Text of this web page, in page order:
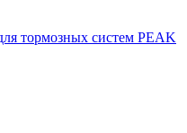
тормозных систем PEAK